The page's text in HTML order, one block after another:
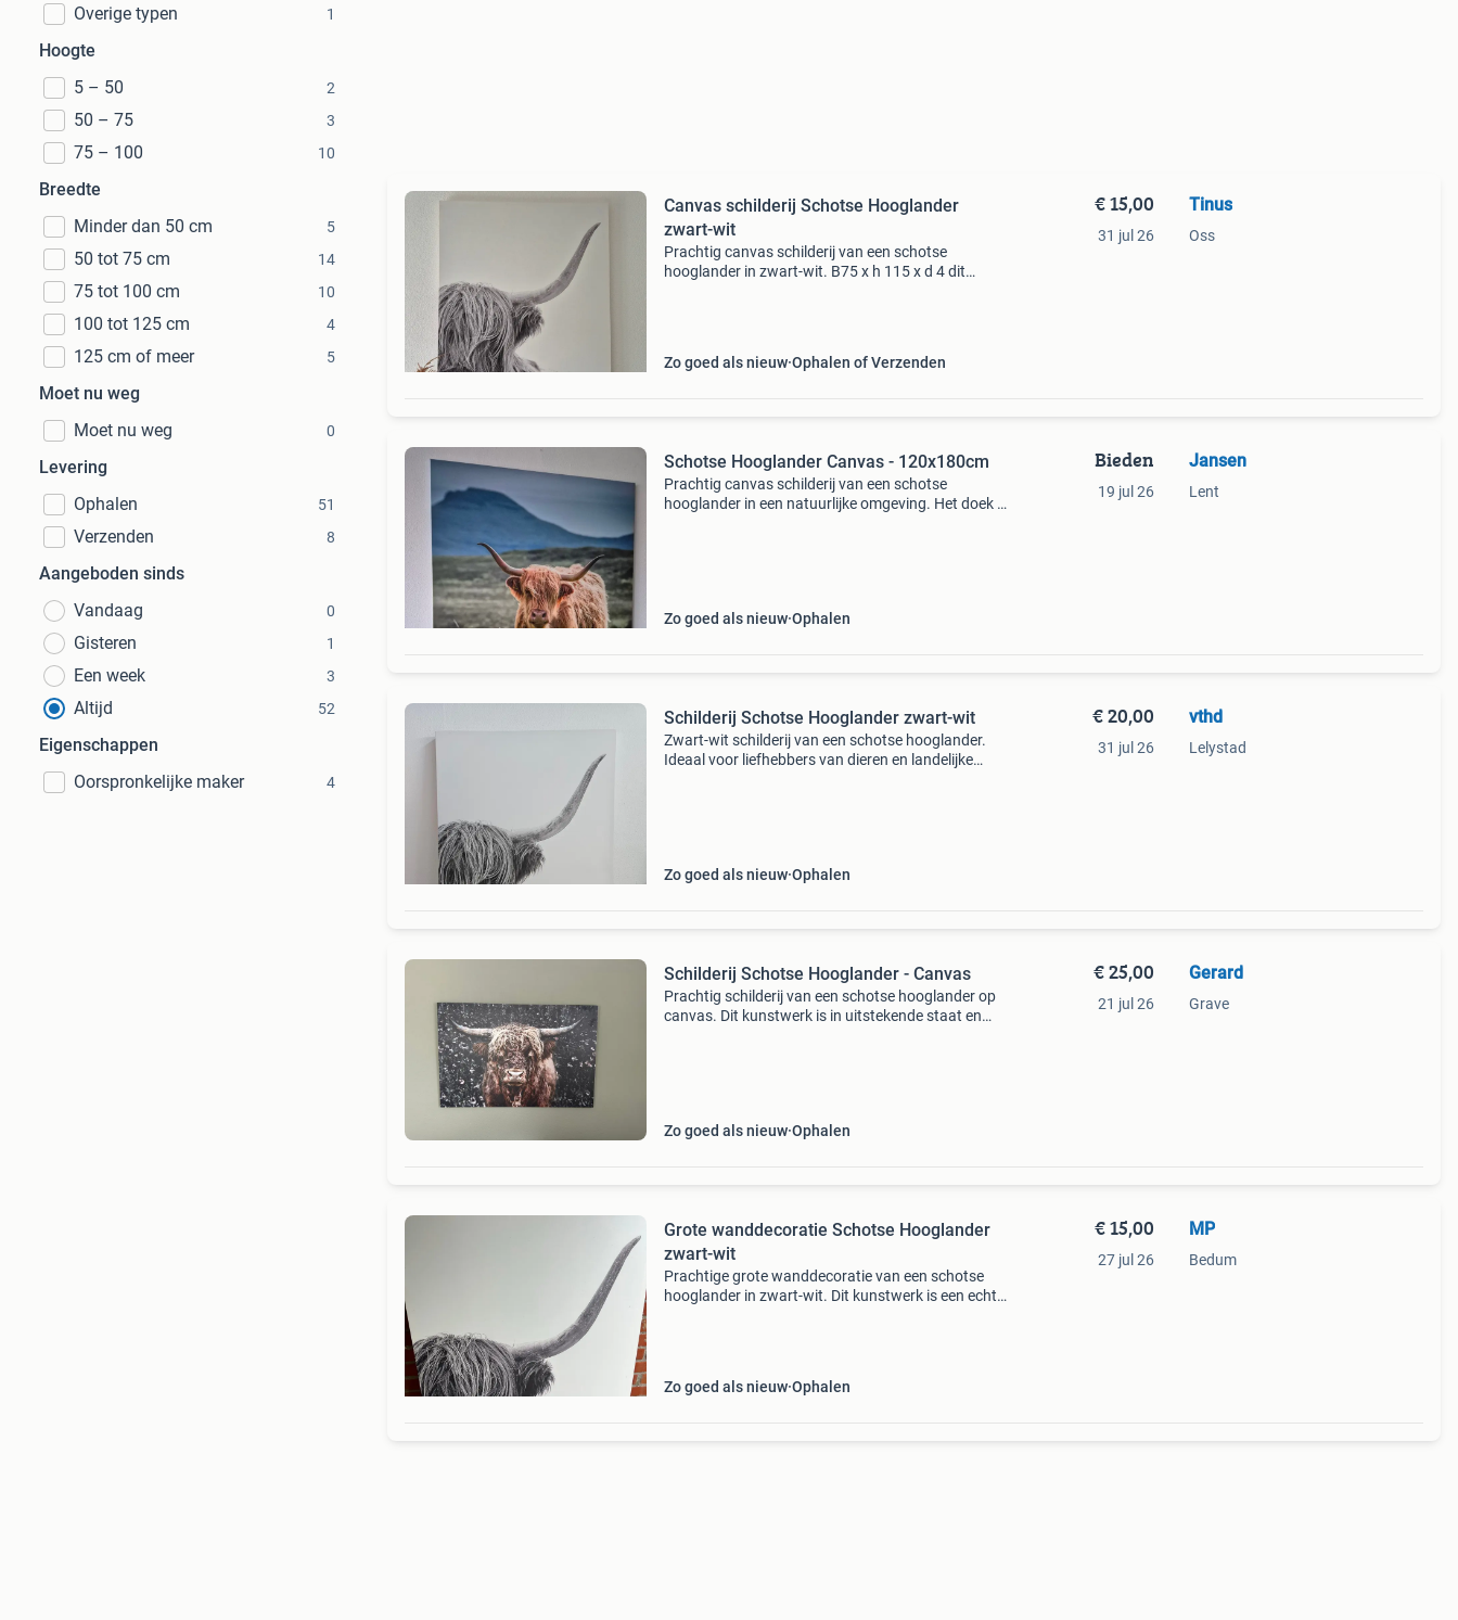
Overige typen 1
Hoogte
5 – 50
2
50 – 75 3
75 – 100 10
Breedte
Minder dan 50 cm
5
50 tot 75 cm 14
75 tot 100 cm 10
100 tot 125 cm 4
125 cm of meer 5
Moet nu weg
Moet nu weg
0
Levering
Ophalen
51
Verzenden 8
Aangeboden sinds
Vandaag
0
Gisteren 1
Een week 3
Altijd 52
Eigenschappen
Oorspronkelijke maker
4
Canvas schilderij Schotse Hooglander
zwart-wit
Prachtig canvas schilderij van een schotse
hooglander in zwart-wit. B75 x h 115 x d 4 dit
Zo goed als nieuw Ophalen of Verzenden
€ 15,00
31 jul 26
Tinus
Oss
Schotse Hooglander Canvas - 120x180cm
Prachtig canvas schilderij van een schotse
hooglander in een natuurlijke omgeving. Het doek is
Zo goed als nieuw Ophalen
Bieden
19 jul 26
Jansen
Lent
Schilderij Schotse Hooglander zwart-wit
Zwart-wit schilderij van een schotse hooglander.
Ideaal voor liefhebbers van dieren en landelijke
Zo goed als nieuw Ophalen
€ 20,00
31 jul 26
vthd
Lelystad
Schilderij Schotse Hooglander - Canvas
Prachtig schilderij van een schotse hooglander op
canvas. Dit kunstwerk is in uitstekende staat en
Zo goed als nieuw Ophalen
€ 25,00
21 jul 26
Gerard
Grave
Grote wanddecoratie Schotse Hooglander
zwart-wit
Prachtige grote wanddecoratie van een schotse
hooglander in zwart-wit. Dit kunstwerk is een echte
Zo goed als nieuw Ophalen
€ 15,00
27 jul 26
MP
Bedum